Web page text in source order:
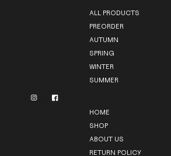
 
ALL PRODUCTS
PREORDER
AUTUMN
SPRING
WINTER
SUMMER
HOME
SHOP
ABOUT US
RETURN POLICY